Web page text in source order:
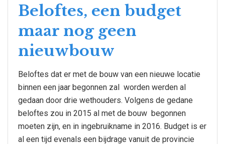
Beloftes, een budget
maar nog geen
nieuwbouw
Beloftes dat er met de bouw van een nieuwe locatie
binnen een jaar begonnen zal worden werden al
gedaan door drie wethouders. Volgens de gedane
beloftes zou in 2015 al met de bouw begonnen
moeten zijn, en in ingebruikname in 2016. Budget is er
al een tijd evenals een bijdrage vanuit de provincie